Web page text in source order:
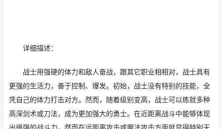
详细描述：
战士用强硬的体力和敌人奋战，跟其它职业相相对，战士具有
更强的生活力，善于控制、 爆发。初始，战士没有特别的技能，全
凭自己的体力打击对方。然而，随着级别变高，战士可以练就多种
高深剑术或刀法，成为更加强大的勇士。在近距离战斗中能够体现